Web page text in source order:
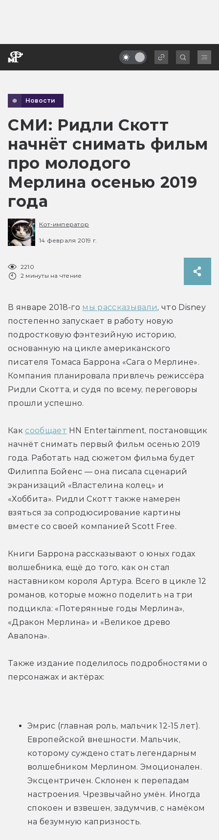
Новости
СМИ: Ридли Скотт
начнёт снимать фильм
про молодого
Мерлина осенью 2019
года
Кот-император
14 февраля 2019 г.
2210
2 минуты на чтение
В январе 2018-го мы рассказывали, что Disney
постепенно запускает в работу новую
подростковую фэнтезийную историю,
основанную на цикле американского
писателя Томаса Баррона «Сага о Мерлине».
Компания планировала привлечь режиссёра
Ридли Скотта, и судя по всему, переговоры
прошли успешно.
Как сообщает HN Entertainment, постановщик
начнёт снимать первый фильм осенью 2019
года. Работать над сюжетом фильма будет
Филиппа Бойенс — она писала сценарий
экранизаций «Властелина колец» и
«Хоббита». Ридли Скотт также намерен
взяться за сопродюсирование картины
вместе со своей компанией Scott Free.
Книги Баррона рассказывают о юных годах
волшебника, ещё до того, как он стал
наставником короля Артура. Всего в цикле 12
романов, которые можно поделить на три
подцикла: «Потерянные годы Мерлина»,
«Дракон Мерлина» и «Великое древо
Авалона».
Также издание поделилось подробностями о
персонажах и актёрах:
Эмрис (главная роль, мальчик 12-15 лет).
Европейской внешности. Мальчик,
которому суждено стать легендарным
волшебником Мерлином. Эмоционален.
Эксцентричен. Склонен к перепадам
настроения. Чрезвычайно умён. Иногда
спокоен и взвешен, задумчив, с намёком
на безумную капризность.